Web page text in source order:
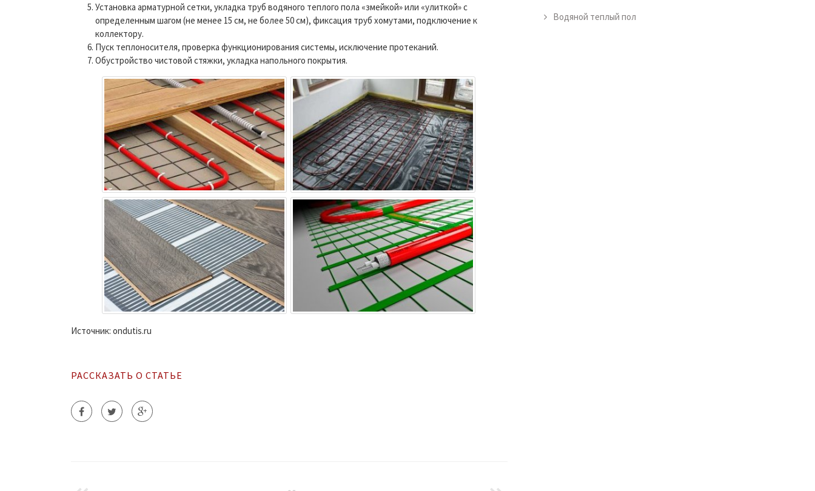
Установка арматурной сетки, укладка труб водяного теплого пола «змейкой» или «улиткой» с
определенным шагом (не менее 15 см, не более 50 см), фиксация труб хомутами, подключение к
коллектору.
Пуск теплоносителя, проверка функционирования системы, исключение протеканий.
Обустройство чистовой стяжки, укладка напольного покрытия.
Источник: ondutis.ru
РАССКАЗАТЬ О СТАТЬЕ
Водяной теплый пол